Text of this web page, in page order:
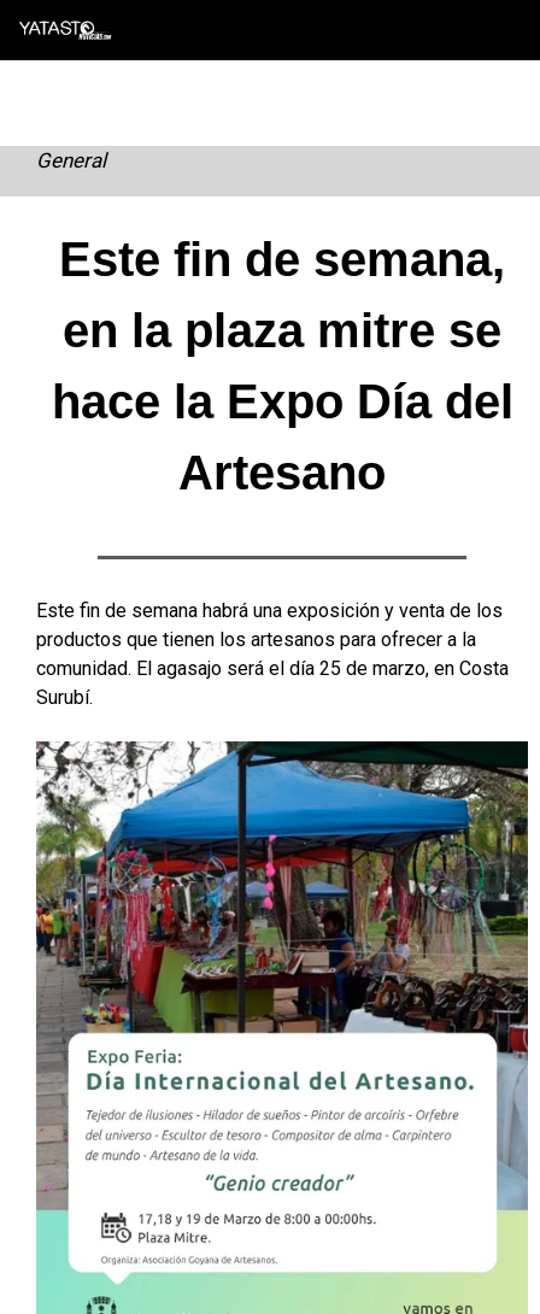
Skip
General
Este fin de semana,
en la plaza mitre se
hace la Expo Día del
Artesano
Este fin de semana habrá una exposición y venta de los
productos que tienen los artesanos para ofrecer a la
comunidad. El agasajo será el día 25 de marzo, en Costa
Surubí.